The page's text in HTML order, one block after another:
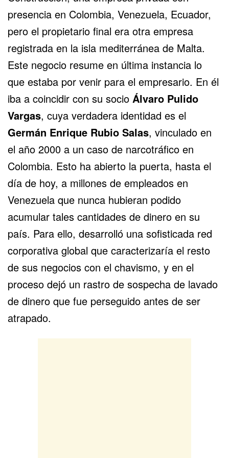
presencia en Colombia, Venezuela, Ecuador,
pero el propietario final era otra empresa
registrada en la isla mediterránea de Malta.
Este negocio resume en última instancia lo
que estaba por venir para el empresario. En él
iba a coincidir con su socio Álvaro Pulido
Vargas, cuya verdadera identidad es el
Germán Enrique Rubio Salas, vinculado en
el año 2000 a un caso de narcotráfico en
Colombia. Esto ha abierto la puerta, hasta el
día de hoy, a millones de empleados en
Venezuela que nunca hubieran podido
acumular tales cantidades de dinero en su
país. Para ello, desarrolló una sofisticada red
corporativa global que caracterizaría el resto
de sus negocios con el chavismo, y en el
proceso dejó un rastro de sospecha de lavado
de dinero que fue perseguido antes de ser
atrapado.